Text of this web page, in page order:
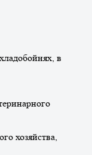
в
хозяйства,